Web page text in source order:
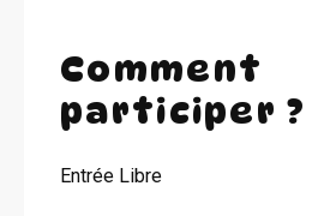
Comment
participer ?
Entrée Libre